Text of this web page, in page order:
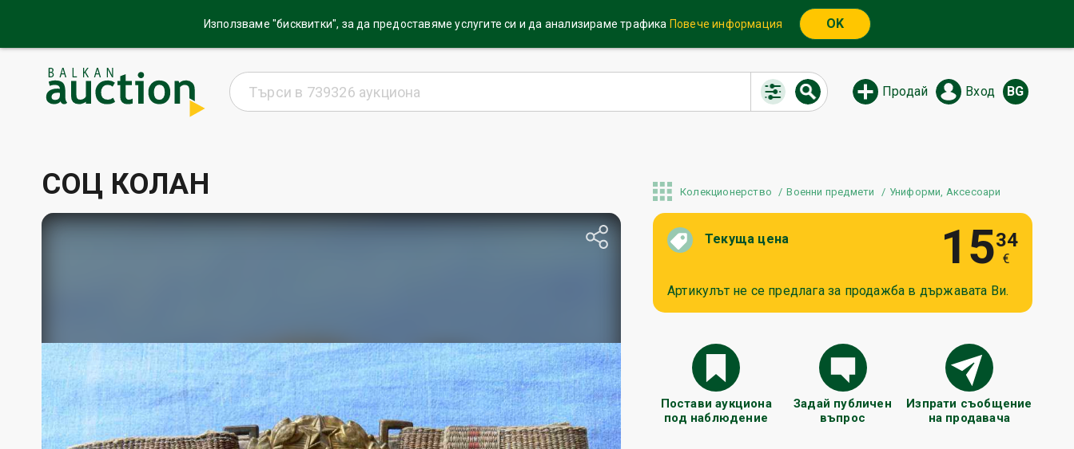
Използваме "бисквитки", за да предоставяме услугите си и да анализираме трафика Повече информация OK
Продай Вход BG
СОЦ КОЛАН Колекционерство Военни предмети Униформи, Аксесоари
Текуща цена 1534
€
Артикулът не се предлага за продажба в държавата Ви.
Постави аукциона
под наблюдение
Задай публичен
въпрос
Изпрати съобщение
на продавача